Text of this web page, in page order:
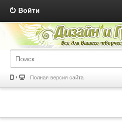
Войти
Полная версия сайта